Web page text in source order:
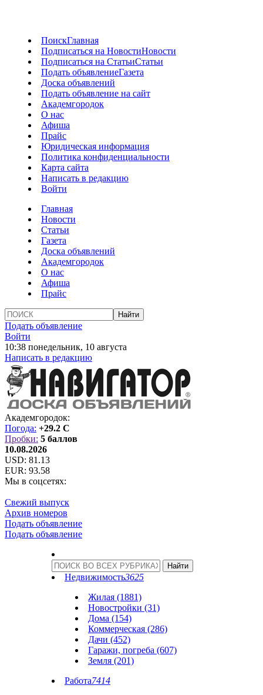
ПоискГлавная
Подписаться на НовостиНовости
Подписаться на СтатьиСтатьи
Подать объявлениеГазета
Доска объявлений
Подать объявление на сайт
Академгородок
О нас
Афиша
Прайс
Юридическая информация
Политика конфиденциальности
Карта сайта
Написать в редакцию
Войти
Главная
Новости
Статьи
Газета
Доска объявлений
Академгородок
О нас
Афиша
Прайс
Подать объявление
Войти
10:38 понедельник, 10 августа
Написать в редакцию
Академгородок:
Погода: +29.2 C
Пробки: 5 баллов
10.08.2026
USD: 81.13
EUR: 93.58
Мы в соцсетях:
Свежий выпуск
Архив номеров
Подать объявление
Подать объявление
Недвижимость3625
Жилая (1881)
Новостройки (31)
Дома (154)
Коммерческая (286)
Дачи (452)
Гаражи, погреба (607)
Земля (201)
Работа7414